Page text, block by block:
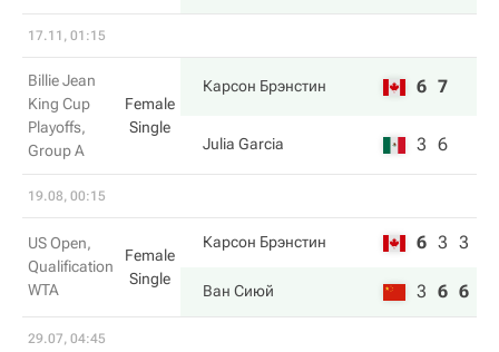
17.11, 01:15
Billie Jean
King Cup
Playoffs,
Group A
Female
Single
Карсон Брэнстин 6 7
Julia Garcia 3 6
19.08, 00:15
US Open,
Qualification
WTA
Female
Single
Карсон Брэнстин 6 3 3
Ван Сиюй 3 6 6
29.07, 04:45